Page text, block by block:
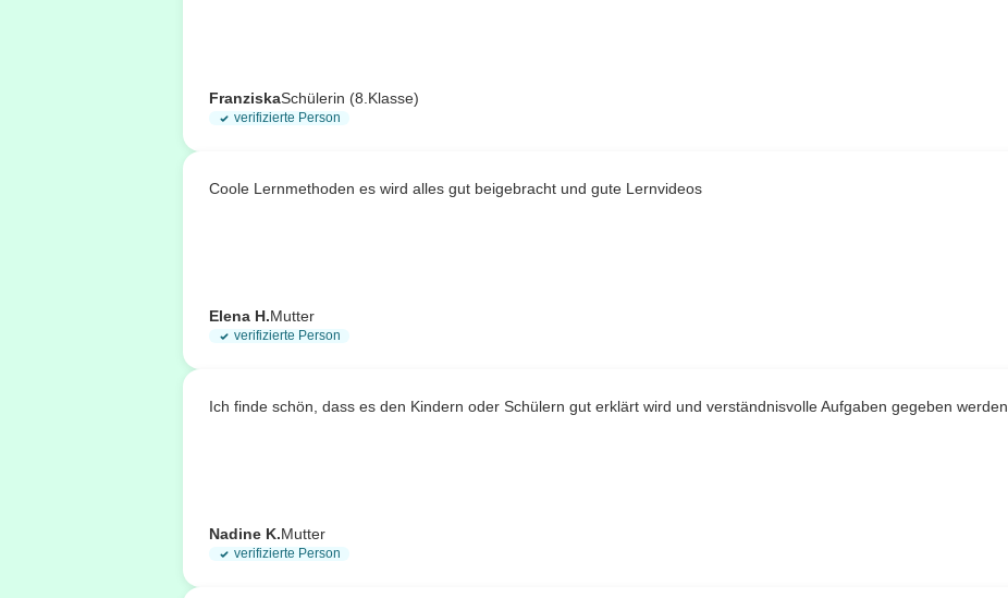
FranziskaSchülerin (8.Klasse)
verifizierte Person
Coole Lernmethoden es wird alles gut beigebracht und gute Lernvideos
Elena H.Mutter
verifizierte Person
Ich finde schön, dass es den Kindern oder Schülern gut erklärt wird und verständnisvolle Aufgaben gegeben werden.
Nadine K.Mutter
verifizierte Person